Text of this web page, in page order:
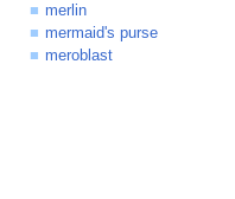
merlin
mermaid's purse
meroblast